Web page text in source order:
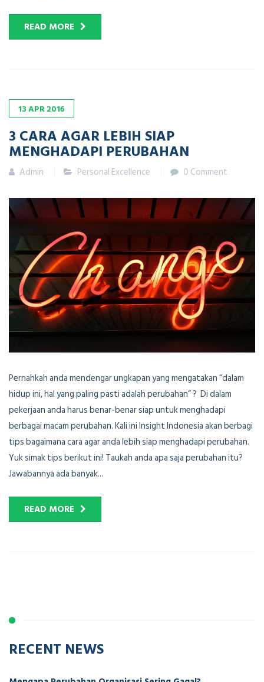
READ MORE
13APR2016
3 CARA AGAR LEBIH SIAP
MENGHADAPI PERUBAHAN
Admin Personal Excellence 0 Comment
Pernahkah anda mendengar ungkapan yang mengatakan “dalam
hidup ini, hal yang paling pasti adalah perubahan” ? Di dalam
pekerjaan anda harus benar-benar siap untuk menghadapi
berbagai macam perubahan. Kali ini Insight Indonesia akan berbagi
tips bagaimana cara agar anda lebih siap menghadapi perubahan.
Yuk simak tips berikut ini! Taukah anda apa saja perubahan itu?
Jawabannya ada banyak...
READ MORE
RECENT NEWS